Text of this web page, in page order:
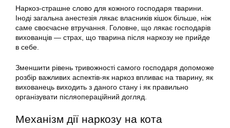
Наркоз-страшне слово для кожного господаря тварини.
Іноді загальна анестезія лякає власників кішок більше, ніж
саме своєчасне втручання. Головне, що лякає господарів
вихованців — страх, що тварина після наркозу не прийде
в себе.
Зменшити рівень тривожності самого господаря допоможе
розбір важливих аспектів-як наркоз впливає на тварину, як
вихованець виходить з даного стану і як правильно
організувати післяопераційний догляд.
Механізм дії наркозу на кота